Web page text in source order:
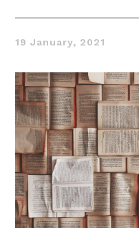
Thought
19 January, 2021